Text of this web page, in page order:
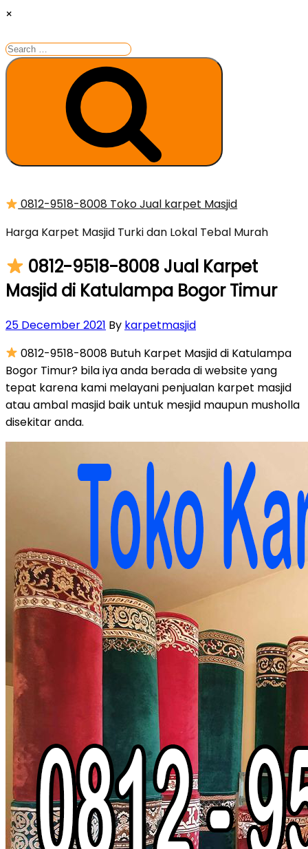
×
Search
for:
Search
Skip
content
0812-9518-8008 Toko Jual karpet Masjid
Harga Karpet Masjid Turki dan Lokal Tebal Murah
0812-9518-8008 Jual Karpet
Masjid di Katulampa Bogor Timur
Posted
25 December 2021 By karpetmasjid
0812-9518-8008 Butuh Karpet Masjid di Katulampa
Bogor Timur? bila iya anda berada di website yang
tepat karena kami melayani penjualan karpet masjid
atau ambal masjid baik untuk mesjid maupun musholla
disekitar anda.